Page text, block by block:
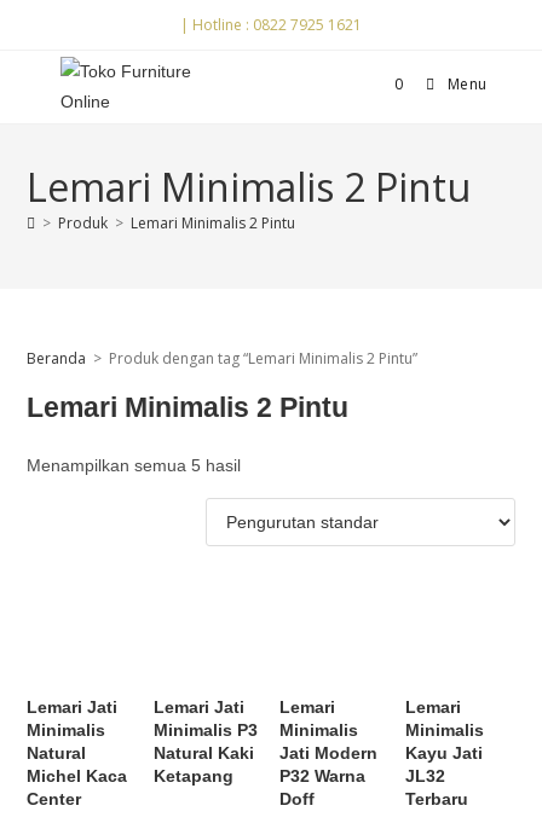
| Hotline : 0822 7925 1621
0 Menu
Lemari Minimalis 2 Pintu
> Produk > Lemari Minimalis 2 Pintu
Beranda > Produk dengan tag “Lemari Minimalis 2 Pintu”
Lemari Minimalis 2 Pintu
Menampilkan semua 5 hasil
Lemari Jati
Minimalis
Natural
Michel Kaca
Center
Lemari Jati
Minimalis P3
Natural Kaki
Ketapang
Lemari
Minimalis
Jati Modern
P32 Warna
Doff
Lemari
Minimalis
Kayu Jati
JL32
Terbaru